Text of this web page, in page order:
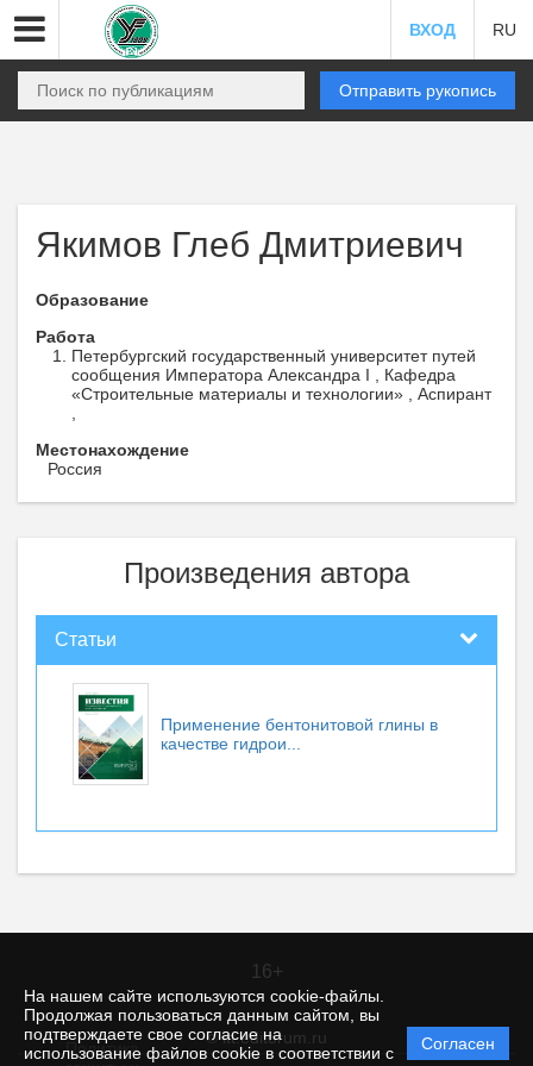
На нашем сайте используются cookie-файлы.
Продолжая пользоваться данным сайтом, вы
подтверждаете свое согласие на
использование файлов cookie в соответствии с
Согласен
ВХОД RU
Отправить рукопись
Якимов Глеб Дмитриевич
Образование
Работа
Петербургский государственный университет путей
сообщения Императора Александра I , Кафедра
«Строительные материалы и технологии» , Аспирант
Местонахождение
Россия
Произведения автора
Статьи
Применение бентонитовой глины в
качестве гидрои...
16+
© itt.editorum.ru
Политика